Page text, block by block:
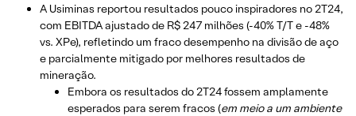
A Usiminas reportou resultados pouco inspiradores no 2T24,
com EBITDA ajustado de R$ 247 milhões (-40% T/T e -48%
vs. XPe), refletindo um fraco desempenho na divisão de aço
e parcialmente mitigado por melhores resultados de
mineração.
Embora os resultados do 2T24 fossem amplamente
esperados para serem fracos (em meio a um ambiente